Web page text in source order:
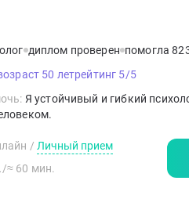
диплом проверен помогла
50 летрейтинг 5/5
Я устойчивый и гибкий
/ Личный прием
/≈ 60 мин.